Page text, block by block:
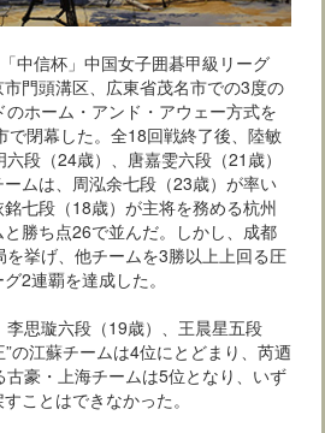
中信杯」中国女子囲碁甲級リーグ
門頭溝区、広東省茂名市での3度の
ホーム・アンド・アウェー方式を
で閉幕した。全18回戦終了後、陸敏
段（24歳）、唐嘉雯六段（21歳）
ムは、周泓余七段（23歳）が率い
七段（18歳）が主将を務める杭州
勝ち点26で並んだ。しかし、成都
挙げ、他チームを3勝以上上回る圧
2連覇を達成した。
思璇六段（19歳）、王晨星五段
”の江蘇チームは4位にとどまり、芮迺
豪・上海チームは5位となり、いず
ことはできなかった。